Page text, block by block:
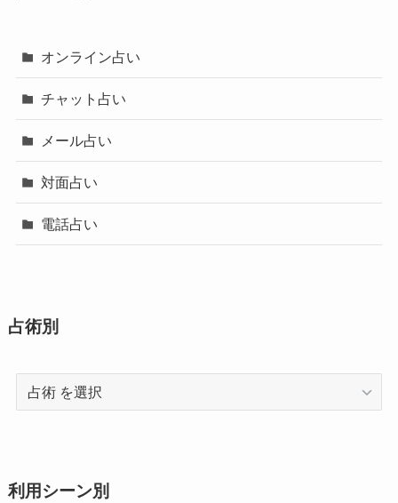
オンライン占い
チャット占い
メール占い
対面占い
電話占い
占術別
術
利用シーン別